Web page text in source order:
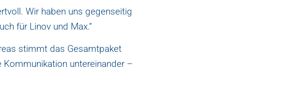
Wir haben uns gegenseitig
für Linov und Max.“
stimmt das Gesamtpaket
Kommunikation untereinander –